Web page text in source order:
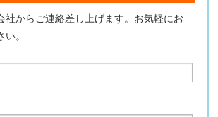
社からご連絡差し上げます。お気軽にお
。